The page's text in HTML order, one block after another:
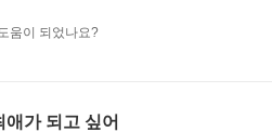
움이 되었나요?
애가 되고 싶어